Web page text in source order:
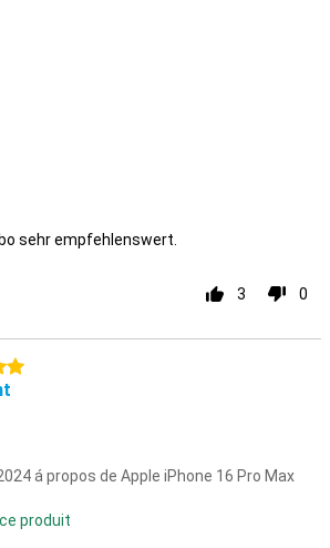
sehr empfehlenswert.
3 0
á propos de Apple iPhone 16 Pro Max
produit